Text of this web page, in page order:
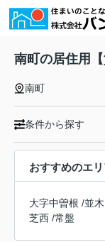
南町の居住用
南町
条件から探す
おすすめのエ
大字中曽根 /並木
芝西 /常盤